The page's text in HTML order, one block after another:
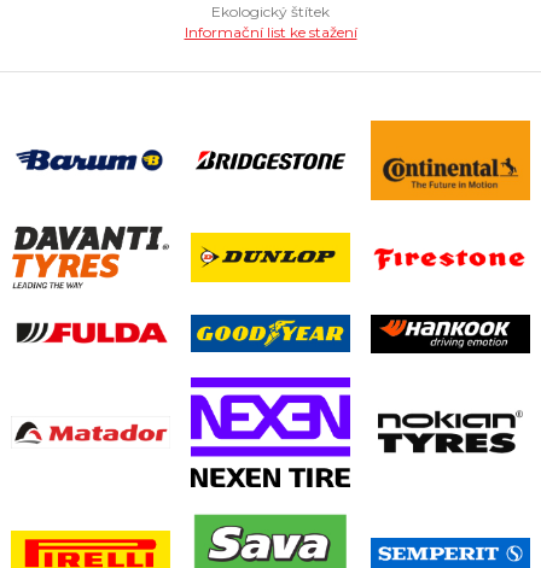
Ekologický štítek
Informační list ke stažení